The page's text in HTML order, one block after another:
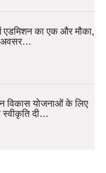
एडमिशन का एक और मौका,
अवसर…
विकास योजनाओं के लिए
स्वीकृति दी…